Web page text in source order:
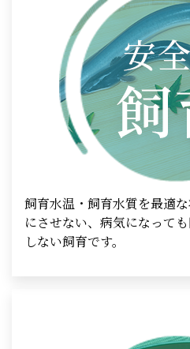
飼育水温・飼育水質を最適
にさせない、病気になって
しない飼育です。